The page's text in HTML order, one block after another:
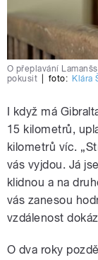
O přeplavání
pokusit
foto: Klára
I když má
15 kilometrů,
kilometrů víc.
vás vyjdou. Já
klidnou a na
vás zanesou
vzdálenost
O dva roky